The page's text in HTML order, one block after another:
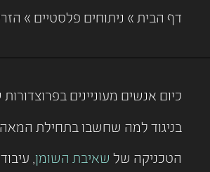
דף הבית » ניתוחים פלסטיים »
כיום אנשים מעוניינים
בניגוד למה שחשבו בתחילת
הטכניקה של שאיבת השומן,